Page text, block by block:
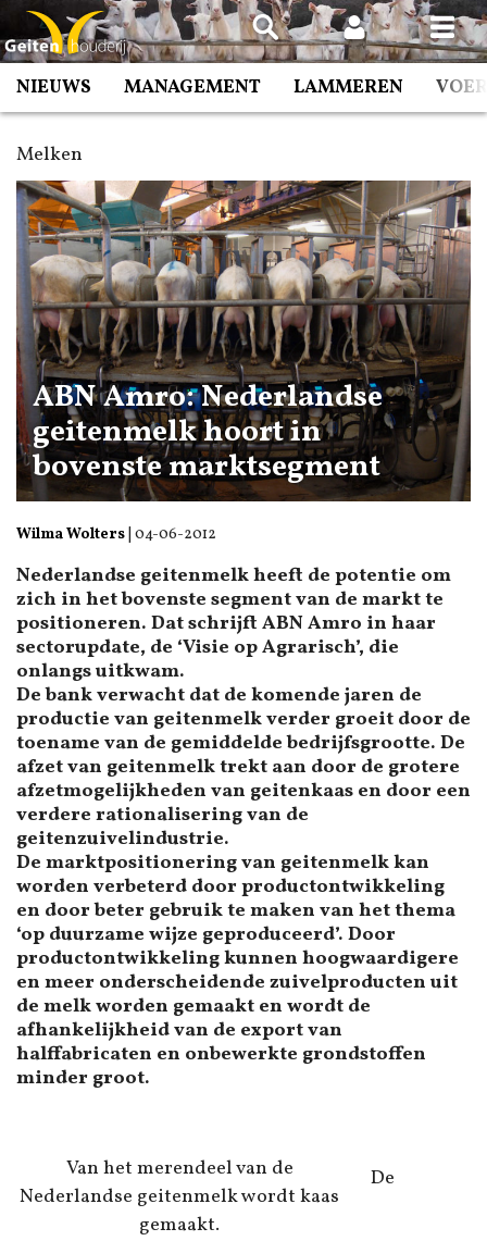
Spring
naar
inhoud
NIEUWS MANAGEMENT LAMMEREN
Melken
ABN Amro: Nederlandse
geitenmelk hoort in
bovenste marktsegment
Wilma Wolters 04-06-2012
Nederlandse geitenmelk heeft de potentie om
zich in het bovenste segment van de markt te
positioneren. Dat schrijft ABN Amro in haar
sectorupdate, de ‘Visie op Agrarisch’, die
onlangs uitkwam.
De bank verwacht dat de komende jaren de
productie van geitenmelk verder groeit door de
toename van de gemiddelde bedrijfsgrootte. De
afzet van geitenmelk trekt aan door de grotere
afzetmogelijkheden van geitenkaas en door een
verdere rationalisering van de
geitenzuivelindustrie.
De marktpositionering van geitenmelk kan
worden verbeterd door productontwikkeling
en door beter gebruik te maken van het thema
‘op duurzame wijze geproduceerd’. Door
productontwikkeling kunnen hoogwaardigere
en meer onderscheidende zuivelproducten uit
de melk worden gemaakt en wordt de
afhankelijkheid van de export van
halffabricaten en onbewerkte grondstoffen
minder groot.
Van het merendeel van de
Nederlandse geitenmelk wordt kaas
gemaakt.
De